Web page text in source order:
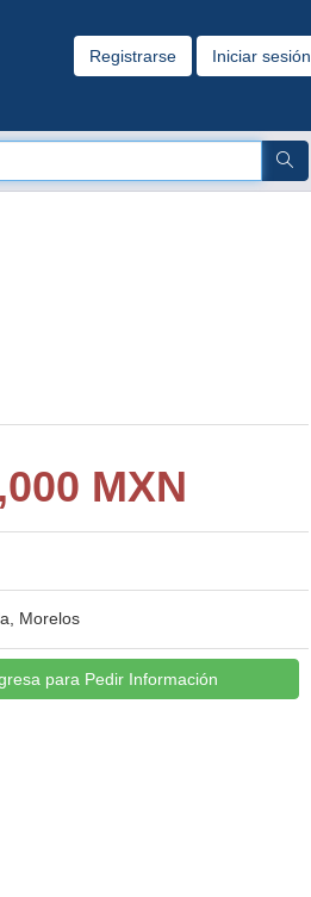
Registrarse Iniciar sesión
MXN
Morelos
para Pedir Información